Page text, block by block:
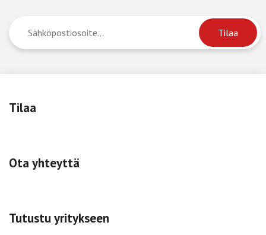
Tilaa
Ota yhteyttä
Tutustu yritykseen